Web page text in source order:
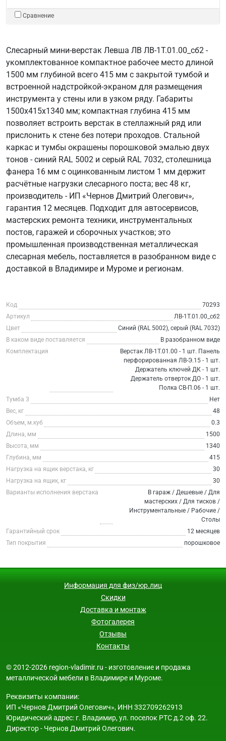
Сравнение
Слесарный мини-верстак Левша ЛВ ЛВ-1Т.01.00_сб2 -
укомплектованное компактное рабочее место длиной
1500 мм глубиной всего 415 мм с закрытой тумбой и
встроенной надстройкой-экраном для размещения
инструмента у стены или в узком ряду. Габариты
1500х415х1340 мм; компактная глубина 415 мм
позволяет встроить верстак в стеллажный ряд или
прислонить к стене без потери проходов. Стальной
каркас и тумбы окрашены порошковой эмалью двух
тонов - синий RAL 5002 и серый RAL 7032, столешница
фанера 16 мм с оцинкованным листом 1 мм держит
расчётные нагрузки слесарного поста; вес 48 кг,
производитель - ИП «Чернов Дмитрий Олегович»,
гарантия 12 месяцев. Подходит для автосервисов,
мастерских ремонта техники, инструментальных
постов, гаражей и сборочных участков; это
промышленная производственная металлическая
слесарная мебель, поставляется в разобранном виде с
доставкой в Владимире и Муроме и регионам.
Код
70293
Артикул
ЛВ-1Т.01.00_сб2
Цвет
Синий (RAL 5002), серый (RAL 7032)
В каком виде поставляется
В разобранном виде
Комплектация
Верстак ЛВ-1Т.01.00 - 1 шт. Панель
перфорированная ЛВ-Э.15 - 1 шт.
Держатель ключей ДК - 1 шт.
Держатель отверток ДО - 1 шт.
Полка СВ-П.06 - 1 шт.
Тумба 3
Нет
Вес, кг
48
Объем, м.куб
0.3
Длина, мм
1500
Высота, мм
1340
Глубина, мм
415
Нагрузка на ящик верстака, кг
30
Нагрузка на ящик, кг
30
Варианты исполнения верстака
В гараж / Дешевые / Для
мастерских / Для тисков /
Инструментальные / Рабочие /
Столы
Гарантийный срок
12 месяцев
Тип покрытия
порошковое
Информация для физ/юр.лиц
Скидки
Доставка и монтаж
Фотогалерея
Отзывы
Контакты
© 2012-2026 region-vladimir.ru - изготовление и продажа
металлической мебели в Владимире и Муроме.
Реквизиты компании:
ИП «Чернов Дмитрий Олегович», ИНН 332709262913
Юридический адрес: г. Владимир, ул. поселок РТС д.2 оф. 22.
Директор - Чернов Дмитрий Олегович.